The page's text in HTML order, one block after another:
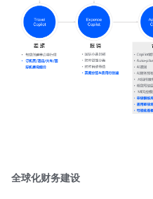
全球化财务建设